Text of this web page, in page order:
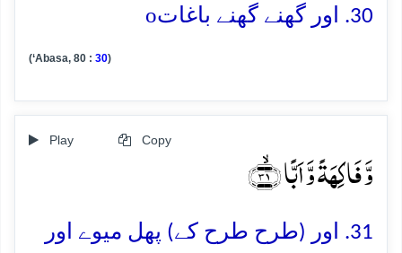
30. اور گھنے گھنے باغات o
(‘Abasa, 80 : 30)
Play Copy
وَّ فَاکِہَۃً وَّ اَبًّا ﴿ۙ۳۱﴾
31. اور (طرح طرح کے) پھل میوے اور